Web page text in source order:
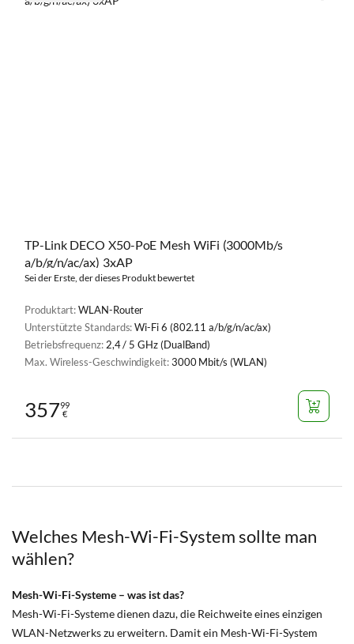
TP-Link DECO X50-PoE Mesh WiFi (3000Mb/s
a/b/g/n/ac/ax) 3xAP
Sei der Erste, der dieses Produkt bewertet
Produktart:WLAN-Router
Unterstützte Standards:Wi-Fi 6 (802.11 a/b/g/n/ac/ax)
Betriebsfrequenz: 2,4 / 5 GHz (DualBand)
Max. Wireless-Geschwindigkeit:3000 Mbit/s (WLAN)
35799
€
Welches Mesh-Wi-Fi-System sollte man
wählen?
Mesh-Wi-Fi-Systeme – was ist das?
Mesh-Wi-Fi-Systeme dienen dazu, die Reichweite eines einzigen
WLAN-Netzwerks zu erweitern. Damit ein Mesh-Wi-Fi-System